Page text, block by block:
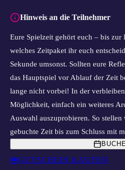
Hinweis an die Teilnehmer
Eure Spielzeit gehört euch – bis
welches Zeitpaket ihr euch
Sekunde umsonst. Sollten eure
das Hauptspiel vor Ablauf der Zeit
lange nicht vorbei! In der
Möglichkeit, einfach ein weiteres
Auswahl auszuprobieren. So stellen
gebuchte Zeit bis zum Schluss mit
GUTSCHEIN KAUFEN